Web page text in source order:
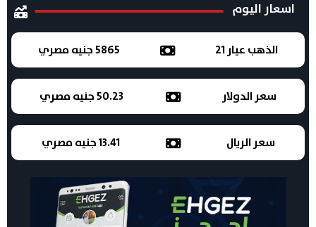
اسعار اليوم
الذهب عيار 21 5865 جنيه مصري
سعر الدولار 50.23 جنيه مصري
سعر الريال 13.41 جنيه مصري